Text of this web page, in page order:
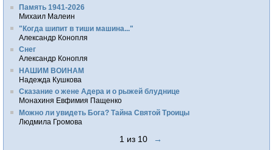
Память 1941-2026
Михаил Малеин
"Когда шипит в тиши машина..."
Александр Конопля
Снег
Александр Конопля
НАШИМ ВОИНАМ
Надежда Кушкова
Сказание о жене Адера и о рыжей блуднице
Монахиня Евфимия Пащенко
Можно ли увидеть Бога? Тайна Святой Троицы
Людмила Громова
1 из 10 →